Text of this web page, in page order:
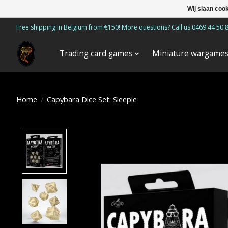
Free shipping in Belgium from €150! More questions? Call us 0469 44 50
Trading card games Miniature
Home / Capybara Dice Set: Sleepie
Wij slaan